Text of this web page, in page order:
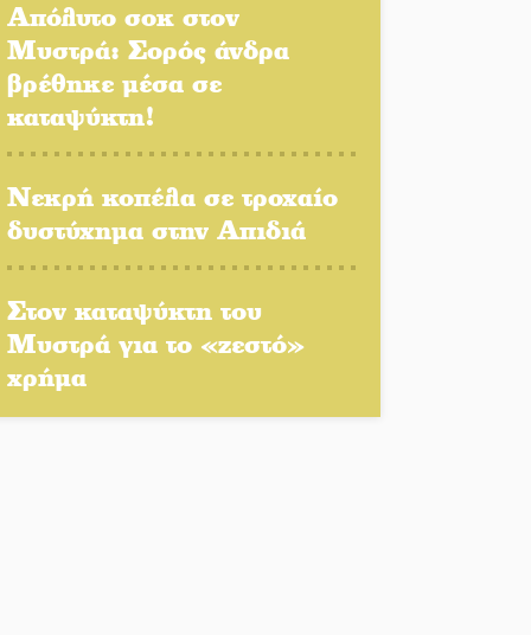
Ελεωνόρας Ζουγανέλη το
Σαϊνοπούλειο
Πλούσιο πολιτιστικό
πρόγραμμα δίνει «χρώμα»
Χασισοφυτεία στην
Παλαιοπαναγιά ξεσκέπασε η
Μπαρόκ μελωδίες κάτω
Απόλυτο σοκ στον
Μυστρά: Σορός άνδρα
βρέθηκε μέσα σε
καταψύκτη!
Νεκρή κοπέλα σε τροχαίο
δυστύχημα στην Απιδιά
Στον καταψύκτη του
Μυστρά για το «ζεστό»
χρήμα